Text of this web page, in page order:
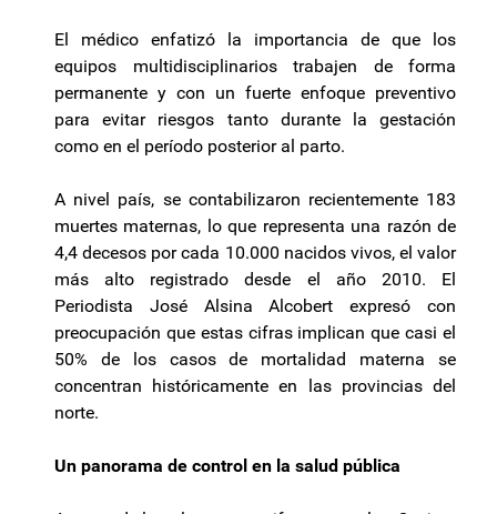
El médico enfatizó la importancia de que los
equipos multidisciplinarios trabajen de forma
permanente y con un fuerte enfoque preventivo
para evitar riesgos tanto durante la gestación
como en el período posterior al parto.
A nivel país, se contabilizaron recientemente 183
muertes maternas, lo que representa una razón de
4,4 decesos por cada 10.000 nacidos vivos, el valor
más alto registrado desde el año 2010. El
Periodista José Alsina Alcobert expresó con
preocupación que estas cifras implican que casi el
50% de los casos de mortalidad materna se
concentran históricamente en las provincias del
norte.
Un panorama de control en la salud pública